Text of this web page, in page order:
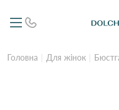
Головна Для жінок